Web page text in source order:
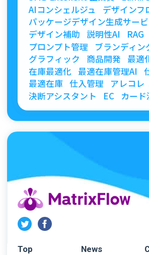
AIコンシェルジュ
デザインフ
パッケージデザイン生成サー
デザイン補助 説明性AI
RAG
プロンプト管理
ブランディン
グラフィック
商品開発
最適
在庫最適化 最適在庫管理AI
最適在庫 仕入管理 アレコレ
決断アシスタント
EC カー
Top News